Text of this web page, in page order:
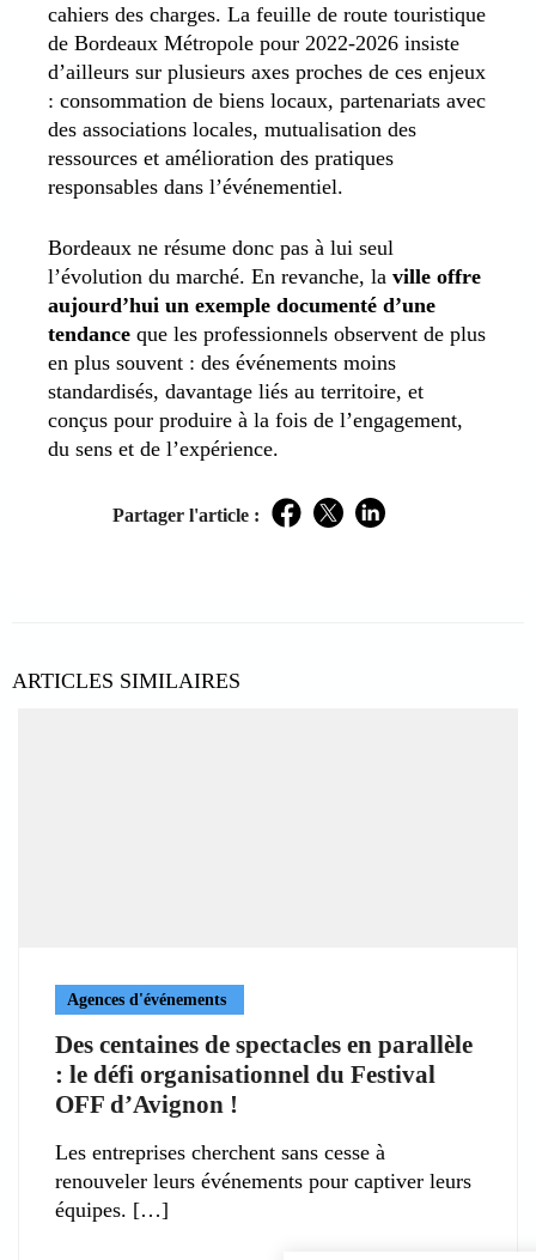
cahiers des charges. La feuille de route touristique
de Bordeaux Métropole pour 2022-2026 insiste
d’ailleurs sur plusieurs axes proches de ces enjeux
: consommation de biens locaux, partenariats avec
des associations locales, mutualisation des
ressources et amélioration des pratiques
responsables dans l’événementiel.
Bordeaux ne résume donc pas à lui seul
l’évolution du marché. En revanche, la ville offre
aujourd’hui un exemple documenté d’une
tendance que les professionnels observent de plus
en plus souvent : des événements moins
standardisés, davantage liés au territoire, et
conçus pour produire à la fois de l’engagement,
du sens et de l’expérience.
Partager l'article : Facebook
TwitterLinkedIn
ARTICLES SIMILAIRES
Agences d'événements
Des centaines de spectacles en parallèle
: le défi organisationnel du Festival
OFF d’Avignon !
Les entreprises cherchent sans cesse à
renouveler leurs événements pour captiver leurs
équipes.